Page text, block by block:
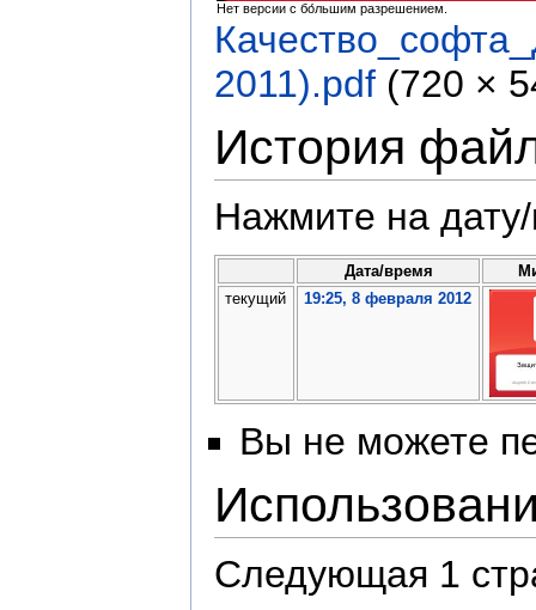
Нет версии с бо́льшим разрешением.
2011).pdf (720 ×
История
Нажмите на
Дата/время
текущий
19:25, 8 февраля 2012
Вы не можете
Следующая 1